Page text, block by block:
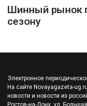
Шинный рынок
сезону
Электронное
На сайте Novayagazeta-
новости и новости из
Ростов-на-Дону, ул.